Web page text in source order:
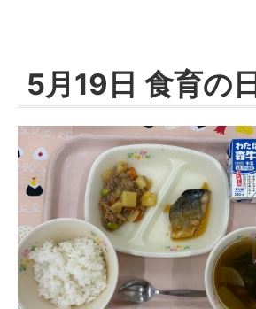
5月19日 食育の日